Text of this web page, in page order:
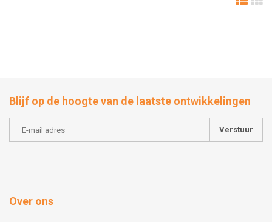
Blijf op de hoogte van de laatste ontwikkelingen
Verstuur
Over ons